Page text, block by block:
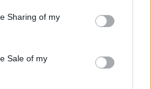
Sharing of my
Sale of my